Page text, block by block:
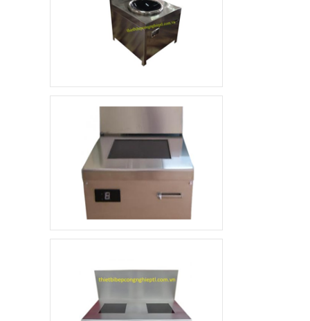
Xe đẩy hàng inox 1
tầng
4.800.000 đ
3.500.000 đ
dụng
Quầy pha chế trà sữa
10.000.000 đ
8.900.000 đ
dụng
Khay ăn Inox